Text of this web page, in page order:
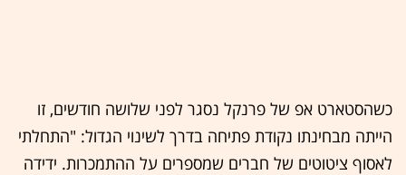
כשהסטארט אפ של פרנקל נסגר לפני שלושה חודשים, זו
הייתה מבחינתו נקודת פתיחה בדרך לשינוי הגדול: "התחלתי
לאסוף ציטוטים של חברים שמספרים על ההתמכרות. ידידה